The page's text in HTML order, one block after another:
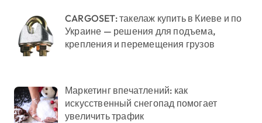
CARGOSET: такелаж купить в Киеве и по
Украине — решения для подъема,
крепления и перемещения грузов
Маркетинг впечатлений: как
искусственный снегопад помогает
увеличить трафик